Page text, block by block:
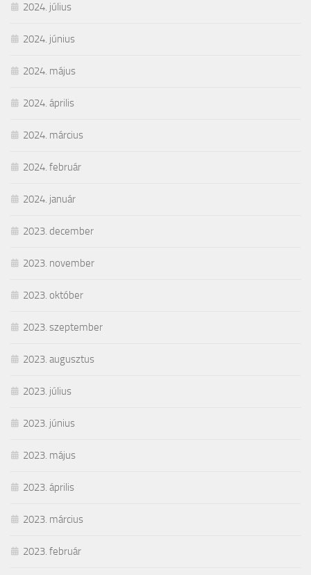
2024. július
2024. június
2024. május
2024. április
2024. március
2024. február
2024. január
2023. december
2023. november
2023. október
2023. szeptember
2023. augusztus
2023. július
2023. június
2023. május
2023. április
2023. március
2023. február